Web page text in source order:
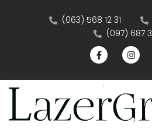
(063) 568 12 31
(097) 687